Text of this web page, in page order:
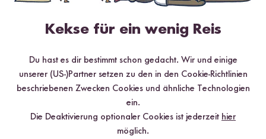
Mehr Rezepte mit Jasmin Reis
Kekse für ein wenig Reis
Du hast es dir bestimmt schon gedacht. Wir und einige
unserer (US-)Partner setzen zu den in den Cookie-Richtlinien
beschriebenen Zwecken Cookies und ähnliche Technologien
ein.
Die Deaktivierung optionaler Cookies ist jederzeit hier
möglich.